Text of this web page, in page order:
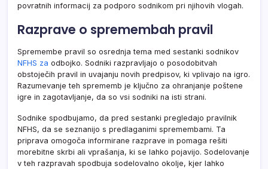
povratnih informacij za podporo sodnikom pri njihovih vlogah.
Razprave o spremembah pravil
Spremembe pravil so osrednja tema med sestanki sodnikov
NFHS za odbojko. Sodniki razpravljajo o posodobitvah
obstoječih pravil in uvajanju novih predpisov, ki vplivajo na igro.
Razumevanje teh sprememb je ključno za ohranjanje poštene
igre in zagotavljanje, da so vsi sodniki na isti strani.
Sodnike spodbujamo, da pred sestanki pregledajo pravilnik
NFHS, da se seznanijo s predlaganimi spremembami. Ta
priprava omogoča informirane razprave in pomaga rešiti
morebitne skrbi ali vprašanja, ki se lahko pojavijo. Sodelovanje
v teh razpravah spodbuja sodelovalno okolje, kjer lahko